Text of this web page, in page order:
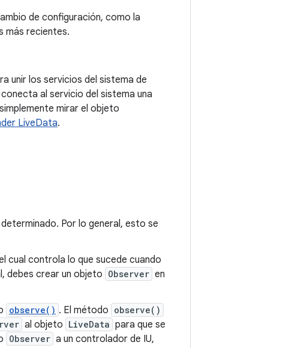
de configuración, como la
más recientes.
unir los servicios del sistema de
al servicio del sistema una
mirar el objeto
LiveData.
Por lo general, esto se
cual controla lo que sucede cuando
debes crear un objeto Observer en
observe() . El método observe()
al objeto LiveData para que se
Observer a un controlador de IU,